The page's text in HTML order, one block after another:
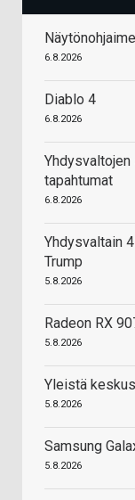
6.8.2026
Diablo 4
6.8.2026
tapahtumat
6.8.2026
Yhdysvaltain
Trump
5.8.2026
Radeon RX
5.8.2026
Yleistä
5.8.2026
Samsung
5.8.2026